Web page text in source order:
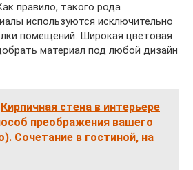
правило, такого рода
используются исключительно
помещений. Широкая цветовая
материал под любой дизайн
Кирпичная стена в интерьере
преображения вашего
Сочетание в гостиной, на